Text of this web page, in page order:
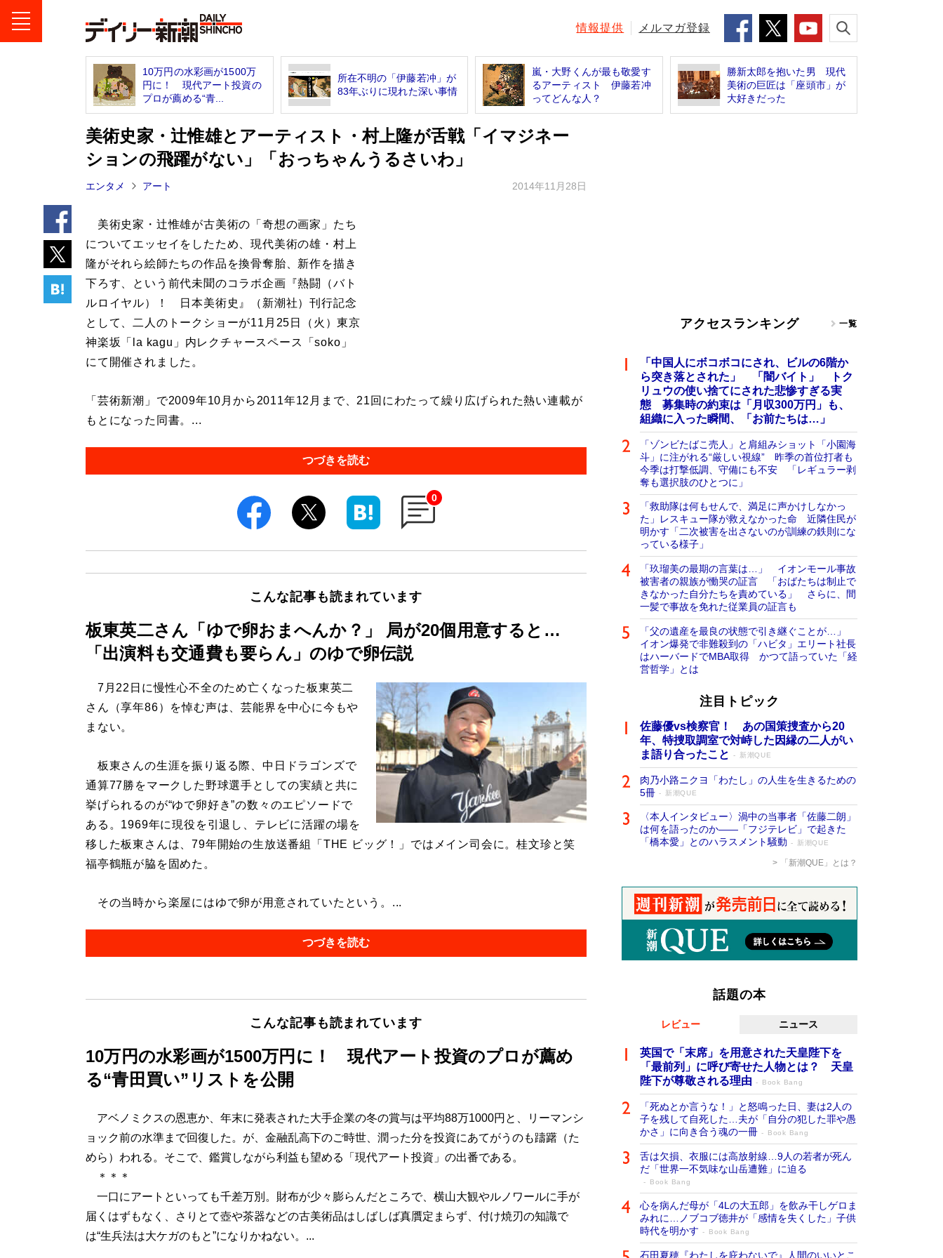
情報提供 メルマガ登録
10万円の水彩画が1500万
円に！ 現代アート投資の
プロが薦める“青...
所在不明の「伊藤若冲」が
83年ぶりに現れた深い事情
嵐・大野くんが最も敬愛す
るアーティスト 伊藤若冲
ってどんな人？
勝新太郎を抱いた男 現代
美術の巨匠は「座頭市」が
大好きだった
美術史家・辻惟雄とアーティスト・村上隆が舌戦「イマジネー
ションの飛躍がない」「おっちゃんうるさいわ」
エンタメ アート 2014年11月28日
美術史家・辻惟雄が古美術の「奇想の画家」たち
についてエッセイをしたため、現代美術の雄・村上
隆がそれら絵師たちの作品を換骨奪胎、新作を描き
下ろす、という前代未聞のコラボ企画『熱闘（バト
ルロイヤル）！ 日本美術史』（新潮社）刊行記念
として、二人のトークショーが11月25日（火）東京
神楽坂「la kagu」内レクチャースペース「soko」
にて開催されました。
「芸術新潮」で2009年10月から2011年12月まで、21回にわたって繰り広げられた熱い連載が
もとになった同書。...
つづきを読む
0
こんな記事も読まれています
板東英二さん「ゆで卵おまへんか？」 局が20個用意すると…
「出演料も交通費も要らん」のゆで卵伝説
7月22日に慢性心不全のため亡くなった板東英二
さん（享年86）を悼む声は、芸能界を中心に今もや
まない。
板東さんの生涯を振り返る際、中日ドラゴンズで
通算77勝をマークした野球選手としての実績と共に
挙げられるのが“ゆで卵好き”の数々のエピソードで
ある。1969年に現役を引退し、テレビに活躍の場を
移した板東さんは、79年開始の生放送番組「THE ビッグ！」ではメイン司会に。桂文珍と笑
福亭鶴瓶が脇を固めた。
その当時から楽屋にはゆで卵が用意されていたという。...
つづきを読む
こんな記事も読まれています
10万円の水彩画が1500万円に！ 現代アート投資のプロが薦め
る“青田買い”リストを公開
アベノミクスの恩恵か、年末に発表された大手企業の冬の賞与は平均88万1000円と、リーマンシ
ョック前の水準まで回復した。が、金融乱高下のご時世、潤った分を投資にあてがうのも躊躇（た
めら）われる。そこで、鑑賞しながら利益も望める「現代アート投資」の出番である。
＊＊＊
一口にアートといっても千差万別。財布が少々膨らんだところで、横山大観やルノワールに手が
届くはずもなく、さりとて壺や茶器などの古美術品はしばしば真贋定まらず、付け焼刃の知識で
は“生兵法は大ケガのもと”になりかねない。...
アクセスランキング 一覧
「中国人にボコボコにされ、ビルの6階か
ら突き落とされた」 「闇バイト」 トク
リュウの使い捨てにされた悲惨すぎる実
態 募集時の約束は「月収300万円」も、
組織に入った瞬間、「お前たちは…」
「ゾンビたばこ売人」と肩組みショット「小園海
斗」に注がれる“厳しい視線” 昨季の首位打者も
今季は打撃低調、守備にも不安 「レギュラー剥
奪も選択肢のひとつに」
「救助隊は何もせんで、満足に声かけしなかっ
た」レスキュー隊が救えなかった命 近隣住民が
明かす「二次被害を出さないのが訓練の鉄則にな
っている様子」
「玖瑠美の最期の言葉は…」 イオンモール事故
被害者の親族が慟哭の証言 「おばたちは制止で
きなかった自分たちを責めている」 さらに、間
一髪で事故を免れた従業員の証言も
「父の遺産を最良の状態で引き継ぐことが…」
イオン爆発で非難殺到の「ハビタ」エリート社長
はハーバードでMBA取得 かつて語っていた「経
営哲学」とは
注目トピック
佐藤優vs検察官！ あの国策捜査から20
年、特捜取調室で対峙した因縁の二人がい
ま語り合ったこと
新潮QUE
肉乃小路ニクヨ「わたし」の人生を生きるための
5冊
新潮QUE
〈本人インタビュー〉渦中の当事者「佐藤二朗」
は何を語ったのか――「フジテレビ」で起きた
「橋本愛」とのハラスメント騒動
新潮QUE
「新潮QUE」とは？
話題の本
レビュー ニュース
英国で「末席」を用意された天皇陛下を
「最前列」に呼び寄せた人物とは？ 天皇
陛下が尊敬される理由
Book Bang
「死ぬとか言うな！」と怒鳴った日、妻は2人の
子を残して自死した…夫が「自分の犯した罪や愚
かさ」に向き合う魂の一冊
Book Bang
舌は欠損、衣服には高放射線…9人の若者が死ん
だ「世界一不気味な山岳遭難」に迫る
Book Bang
心を病んだ母が「4Lの大五郎」を飲み干しゲロま
みれに…ノブコブ徳井が「感情を失くした」子供
時代を明かす
Book Bang
石田夏穂『わたしを庇わないで』人間のいいとこ